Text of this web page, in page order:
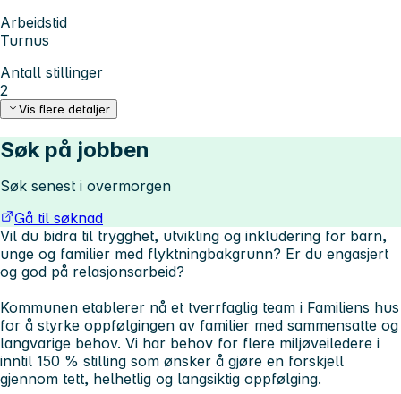
Arbeidstid
Turnus
Antall stillinger
2
Vis flere detaljer
Søk på jobben
Søk senest i overmorgen
Gå til søknad
Vil du bidra til trygghet, utvikling og inkludering for barn,
unge og familier med flyktningbakgrunn? Er du engasjert
og god på relasjonsarbeid?
Kommunen etablerer nå et tverrfaglig team i Familiens hus
for å styrke oppfølgingen av familier med sammensatte og
langvarige behov. Vi har behov for flere miljøveiledere i
inntil 150 % stilling som ønsker å gjøre en forskjell
gjennom tett, helhetlig og langsiktig oppfølging.